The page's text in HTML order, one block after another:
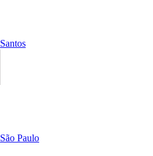
Santos
São Paulo